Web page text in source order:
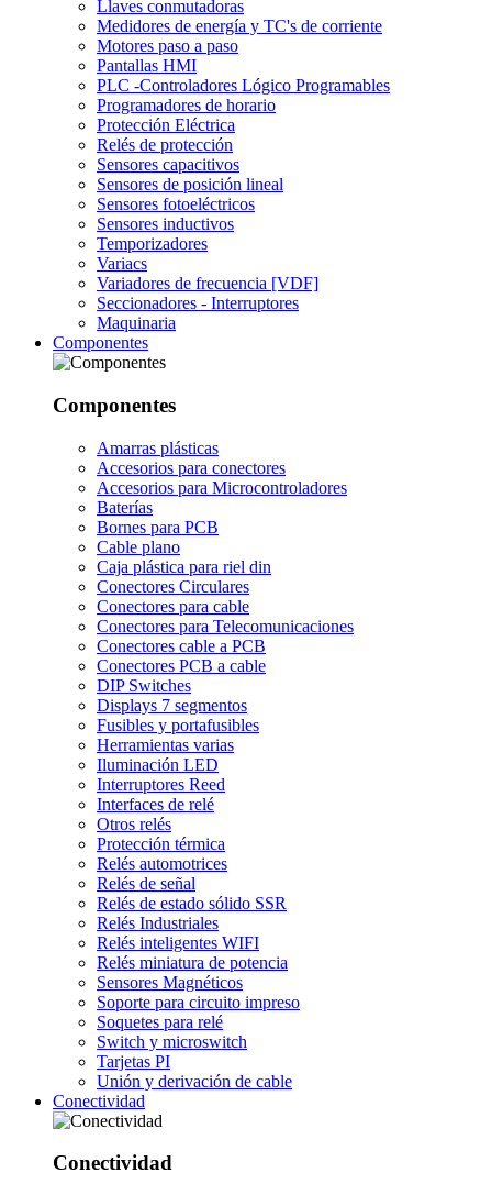
Llaves conmutadoras
Medidores de energía y TC's de corriente
Motores paso a paso
Pantallas HMI
PLC -Controladores Lógico Programables
Programadores de horario
Protección Eléctrica
Relés de protección
Sensores capacitivos
Sensores de posición lineal
Sensores fotoeléctricos
Sensores inductivos
Temporizadores
Variacs
Variadores de frecuencia [VDF]
Seccionadores - Interruptores
Maquinaria
Componentes
Componentes
Amarras plásticas
Accesorios para conectores
Accesorios para Microcontroladores
Baterías
Bornes para PCB
Cable plano
Caja plástica para riel din
Conectores Circulares
Conectores para cable
Conectores para Telecomunicaciones
Conectores cable a PCB
Conectores PCB a cable
DIP Switches
Displays 7 segmentos
Fusibles y portafusibles
Herramientas varias
Iluminación LED
Interruptores Reed
Interfaces de relé
Otros relés
Protección térmica
Relés automotrices
Relés de señal
Relés de estado sólido SSR
Relés Industriales
Relés inteligentes WIFI
Relés miniatura de potencia
Sensores Magnéticos
Soporte para circuito impreso
Soquetes para relé
Switch y microswitch
Tarjetas PI
Unión y derivación de cable
Conectividad
Conectividad